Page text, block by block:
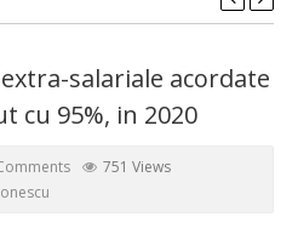
salariale acordate
cu 95%, in 2020
751 Views